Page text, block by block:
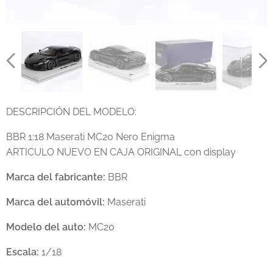
DESCRIPCIÓN DEL MODELO:
BBR 1:18 Maserati MC20 Nero Enigma
ARTICULO NUEVO EN CAJA ORIGINAL con display
Marca del fabricante: BBR
Marca del automóvil: Maserati
Modelo del auto: MC20
Escala: 1/18